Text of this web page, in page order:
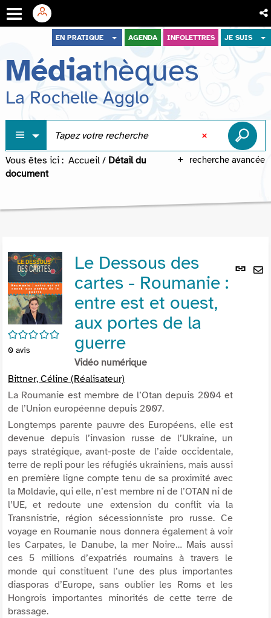
menu
contenu
recherche
EN PRATIQUE AGENDA INFOLETTRES JE SUIS
Médiathèques
La Rochelle Agglo
recherche avancée
Vous êtes ici : Accueil / Détail du
document
Lien
/5
0 avis
Le Dessous des
cartes - Roumanie :
entre est et ouest,
aux portes de la
guerre
Vidéo numérique
Bittner, Céline (Réalisateur)
La Roumanie est membre de l’Otan depuis 2004 et
de l’Union européenne depuis 2007.
Longtemps parente pauvre des Européens, elle est
devenue depuis l’invasion russe de l’Ukraine, un
pays stratégique, avant-poste de l’aide occidentale,
terre de repli pour les réfugiés ukrainiens, mais aussi
en première ligne compte tenu de sa proximité avec
la Moldavie, qui elle, n’est membre ni de l’OTAN ni de
l’UE, et redoute une extension du conflit via la
Transnistrie, région sécessionniste pro russe. Ce
voyage en Roumanie nous donnera également à voir
les Carpates, le Danube, la mer Noire… Mais aussi
ces 5 millions d’expatriés roumains à travers le
monde qui constituent l’une des plus importantes
diasporas d’Europe, sans oublier les Roms et les
Hongrois importantes minorités de cette terre de
brassage.